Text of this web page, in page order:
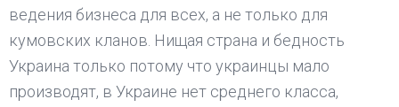
ведения бизнеса для всех, а не только для
кумовских кланов. Нищая страна и бедность
Украина только потому что украинцы мало
производят, в Украине нет среднего класса,